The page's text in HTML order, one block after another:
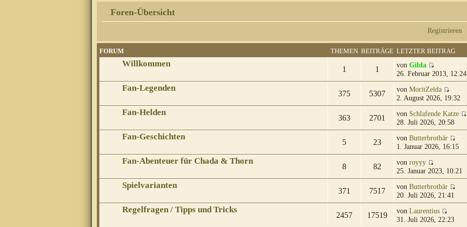
Foren-Übersicht
Registrieren
FORUM THEMEN BEITRÄGE LETZTER BEITRAG
Willkommen
1 1 von Gilda
26. Februar 2013, 12:24
Fan-Legenden
375 5307 von MoritZelda
2. August 2026, 19:32
Fan-Helden
363 2701 von Schlafende Katze
28. Juli 2026, 20:58
Fan-Geschichten
5 23 von Butterbrotbär
1. Januar 2026, 16:15
Fan-Abenteuer für Chada & Thorn
8 82 von royyy
25. Januar 2023, 10:21
Spielvarianten
371 7517 von Butterbrotbär
20. Juli 2026, 21:41
Regelfragen / Tipps und Tricks
2457 17519 von Laurentius
31. Juli 2026, 22:23